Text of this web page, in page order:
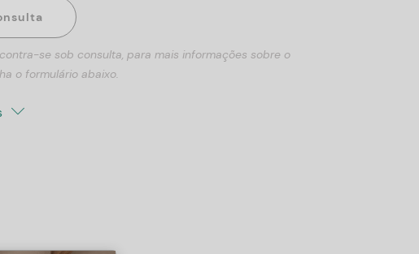
se sob consulta, para mais informações sobre o
o formulário abaixo.